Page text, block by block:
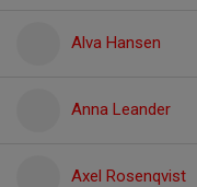
Alva Hansen
Anna Leander
Axel Rosenqvist